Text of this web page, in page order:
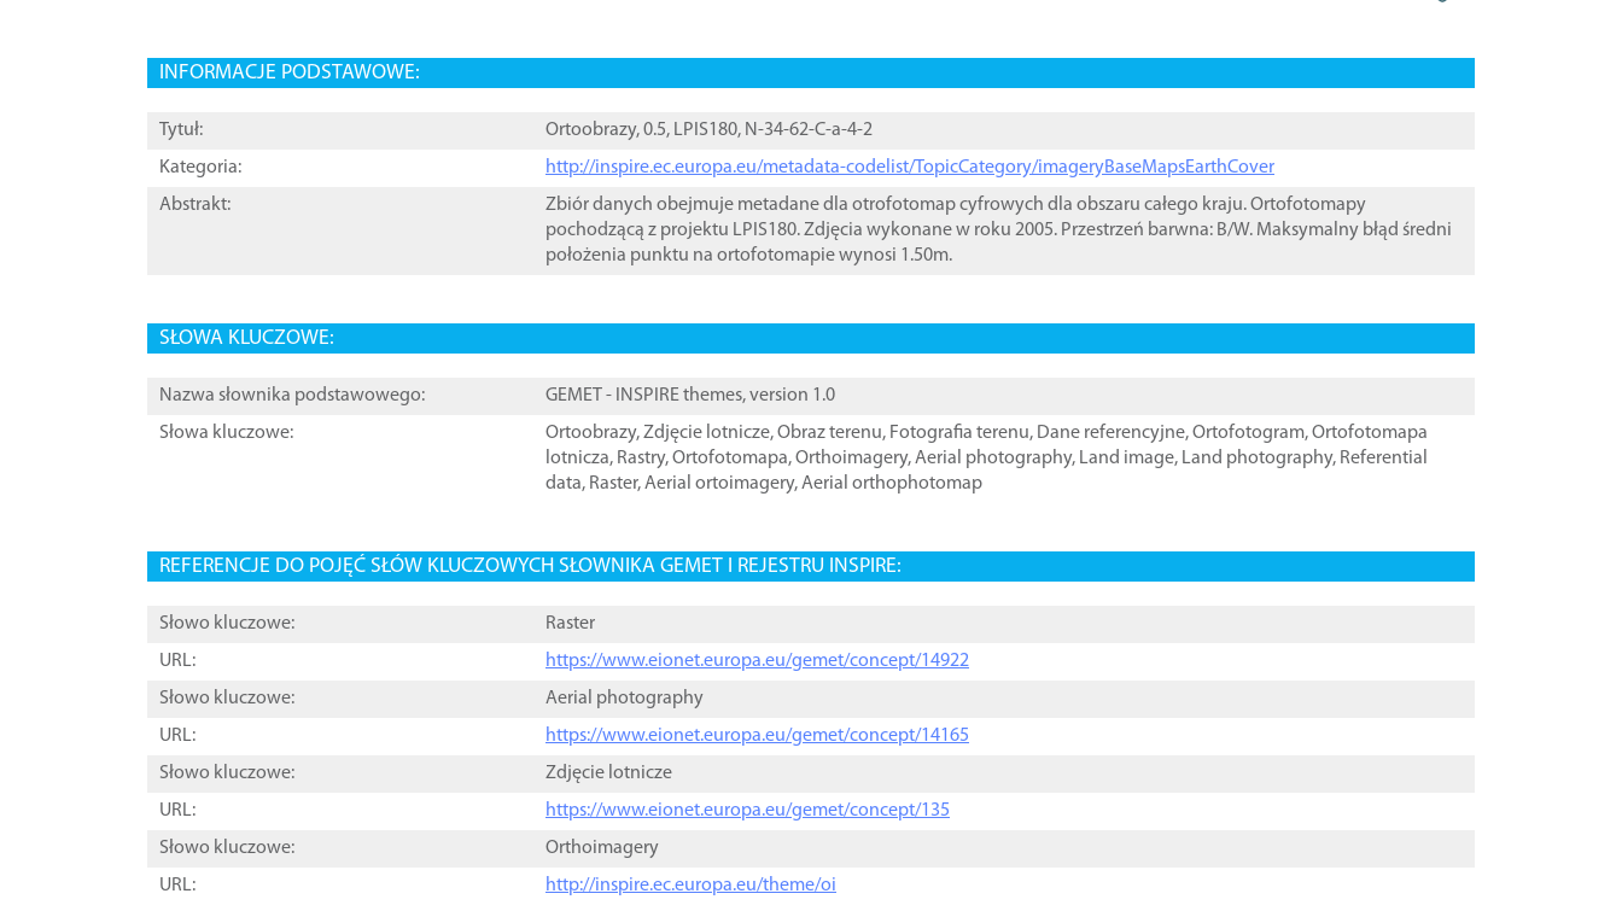
INFORMACJE PODSTAWOWE:
Tytuł:
Ortoobrazy, 0.5, LPIS180, N-34-62-C-a-4-2
Kategoria:
http://inspire.ec.europa.eu/metadata-codelist/TopicCategory/imageryBaseMapsEarthCover
Abstrakt:
Zbiór danych obejmuje metadane dla otrofotomap cyfrowych dla obszaru całego kraju. Ortofotomapy
pochodzącą z projektu LPIS180. Zdjęcia wykonane w roku 2005. Przestrzeń barwna: B/W. Maksymalny błąd średni
położenia punktu na ortofotomapie wynosi 1.50m.
SŁOWA KLUCZOWE:
Nazwa słownika podstawowego:
GEMET - INSPIRE themes, version 1.0
Słowa kluczowe:
Ortoobrazy,Zdjęcie lotnicze,Obraz terenu, Fotografia terenu, Dane referencyjne,Ortofotogram,Ortofotomapa
lotnicza, Rastry,Ortofotomapa,Orthoimagery,Aerial photography, Land image, Land photography, Referential
data, Raster,Aerial ortoimagery,Aerial orthophotomap
REFERENCJE DO POJĘĆ SŁÓW KLUCZOWYCH SŁOWNIKA GEMET I REJESTRU INSPIRE:
Słowo kluczowe:
Raster
URL:
https://www.eionet.europa.eu/gemet/concept/14922
Słowo kluczowe:
Aerial photography
URL:
https://www.eionet.europa.eu/gemet/concept/14165
Słowo kluczowe:
Zdjęcie lotnicze
URL:
https://www.eionet.europa.eu/gemet/concept/135
Słowo kluczowe:
Orthoimagery
URL:
http://inspire.ec.europa.eu/theme/oi